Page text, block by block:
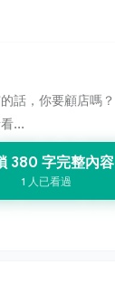
話，你要顧店嗎？
...
380 字完整內容
1 人已看過